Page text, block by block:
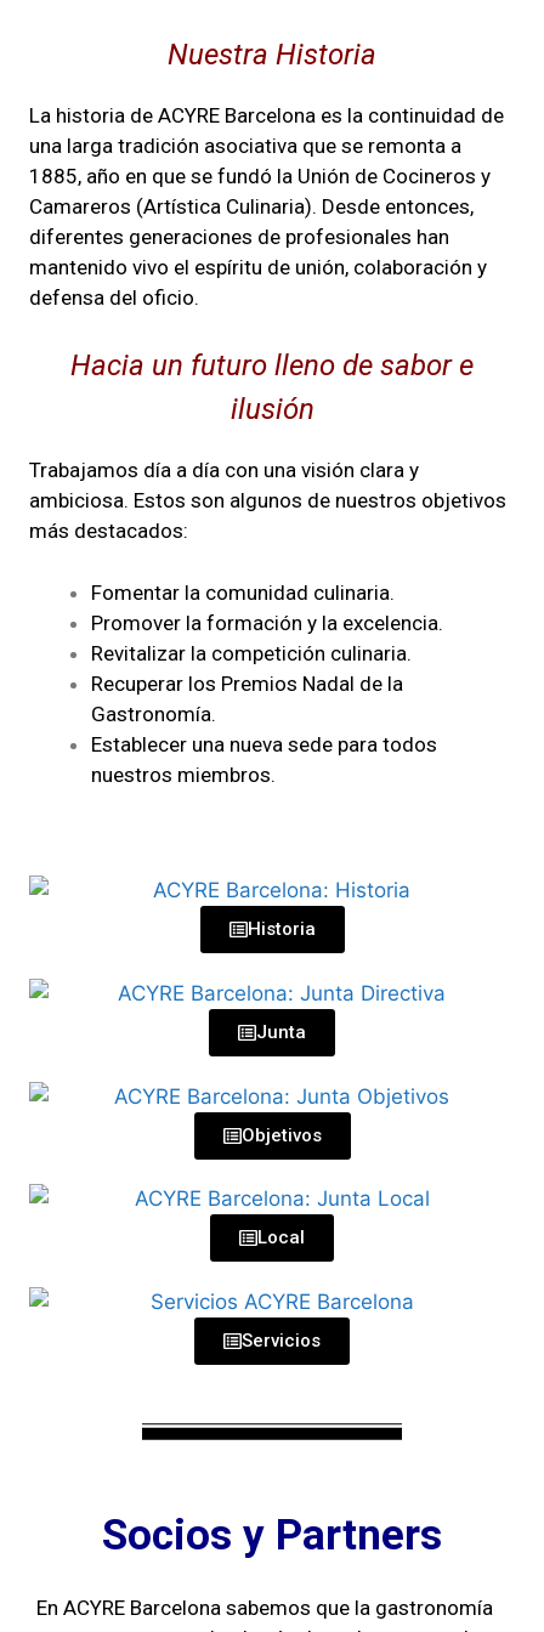
Nuestra Historia
La historia de ACYRE Barcelona es la continuidad de
una larga tradición asociativa que se remonta a
1885, año en que se fundó la Unión de Cocineros y
Camareros (Artística Culinaria). Desde entonces,
diferentes generaciones de profesionales han
mantenido vivo el espíritu de unión, colaboración y
defensa del oficio.
Hacia un futuro lleno de sabor e
ilusión
Trabajamos día a día con una visión clara y
ambiciosa. Estos son algunos de nuestros objetivos
más destacados:
Fomentar la comunidad culinaria.
Promover la formación y la excelencia.
Revitalizar la competición culinaria.
Recuperar los Premios Nadal de la
Gastronomía.
Establecer una nueva sede para todos
nuestros miembros.
Historia
Junta
Objetivos
Local
Servicios
Socios y Partners
En ACYRE Barcelona sabemos que la gastronomía